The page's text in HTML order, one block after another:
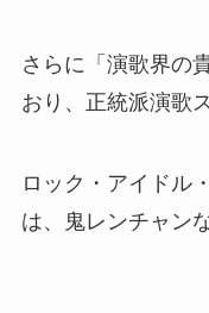
さらに「演歌界の
おり、正統派演歌
ロック・アイドル
は、鬼レンチャン